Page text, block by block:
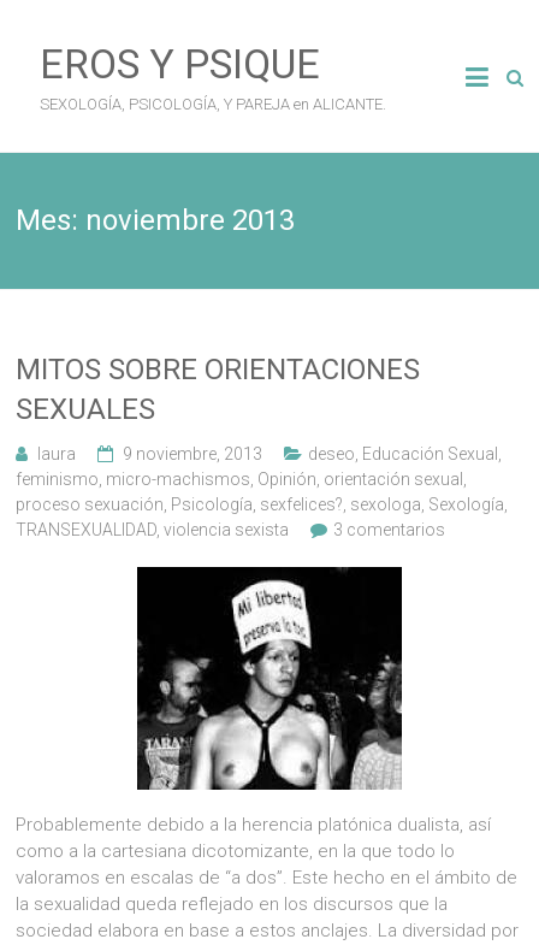
contenidoEROS Y PSIQUE
SEXOLOGÍA, PSICOLOGÍA, Y PAREJA en ALICANTE.
Mes: noviembre 2013
MITOS SOBRE ORIENTACIONES
SEXUALES
laura 9 noviembre, 2013 deseo Educación Sexual
feminismo micro-machismos Opinión orientación sexual
proceso sexuación Psicología sexfelices? sexologa Sexología
TRANSEXUALIDAD ,violencia sexista 3 comentarios
Probablemente debido a la herencia platónica dualista, así
como a la cartesiana dicotomizante, en la que todo lo
valoramos en escalas de “a dos”. Este hecho en el ámbito de
la sexualidad queda reflejado en los discursos que la
sociedad elabora en base a estos anclajes. La diversidad por